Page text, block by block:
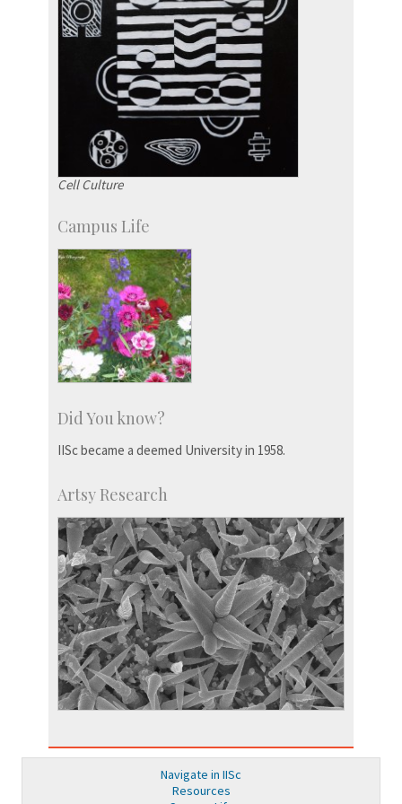
Cell Culture
Campus Life
Did You know?
IISc became a deemed University in 1958.
Artsy Research
Navigate in IISc
Resources